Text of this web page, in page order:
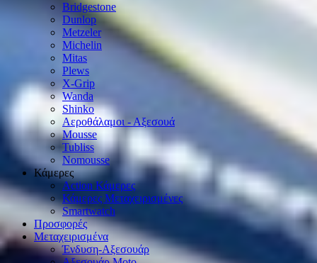
Bridgestone
Dunlop
Metzeler
Michelin
Mitas
Plews
X-Grip
Wanda
Shinko
Αεροθάλαμοι - Αξεσουά
Mousse
Tubliss
Nomousse
Κάμερες
Action Κάμερες
Κάμερες Μεταχειρισμένες
Smartwatch
Προσφορές
Μεταχειρισμένα
Ένδυση-Αξεσουάρ